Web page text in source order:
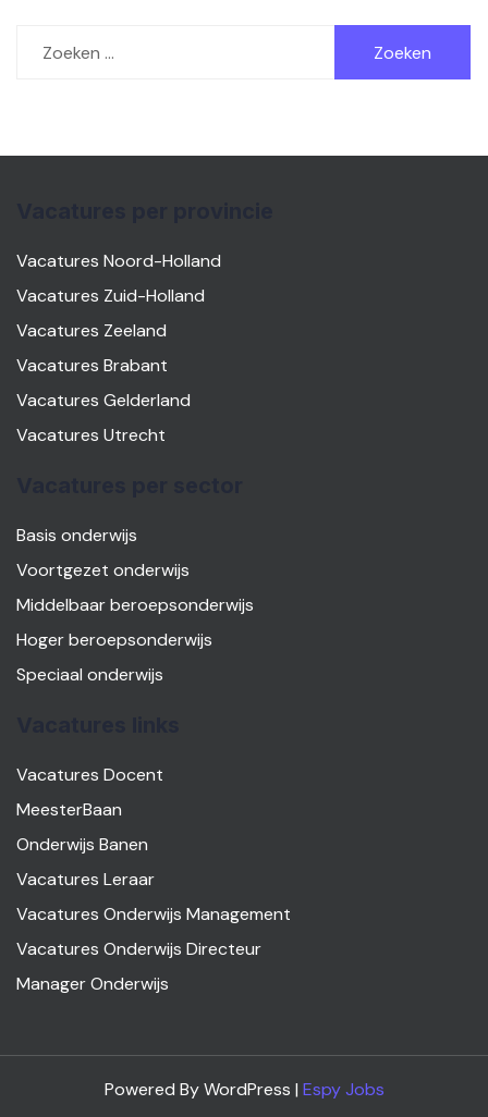
naar:
Vacatures Noord-Holland
Vacatures Zuid-Holland
Vacatures Zeeland
Vacatures Brabant
Vacatures Gelderland
Vacatures Utrecht
Basis onderwijs
Voortgezet onderwijs
Middelbaar beroepsonderwijs
Hoger beroepsonderwijs
Speciaal onderwijs
Vacatures Docent
MeesterBaan
Onderwijs Banen
Vacatures Leraar
Vacatures Onderwijs Management
Vacatures Onderwijs Directeur
Manager Onderwijs
Powered By WordPress | Espy Jobs